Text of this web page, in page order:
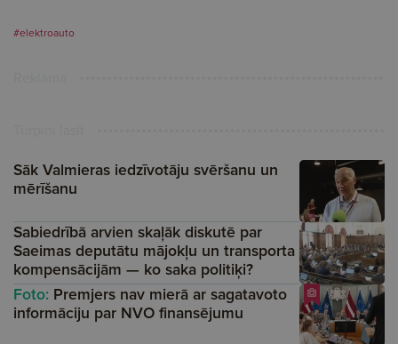
#elektroauto
Sāk Valmieras iedzīvotāju svēršanu un
mērīšanu
Sabiedrībā arvien skaļāk diskutē par
Saeimas deputātu mājokļu un transporta
kompensācijām — ko saka politiķi?
Foto: Premjers nav mierā ar sagatavoto
informāciju par NVO finansējumu